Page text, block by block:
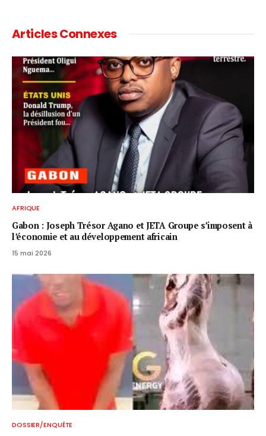
Articles Connexes
AFRIQUE
Gabon : Joseph Trésor Agano et JETA Groupe s’imposent à
l’économie et au développement africain
15 mai 2026
DOSSIER/ENQUÊTE